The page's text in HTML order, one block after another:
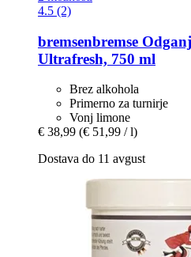
4.5 (2)
bremsenbremse
Ultrafresh, 750 ml
Brez alkohola
Primerno za turnirje
Vonj limone
€ 38,99 (€ 51,99 / l)
Dostava do 11 avgust